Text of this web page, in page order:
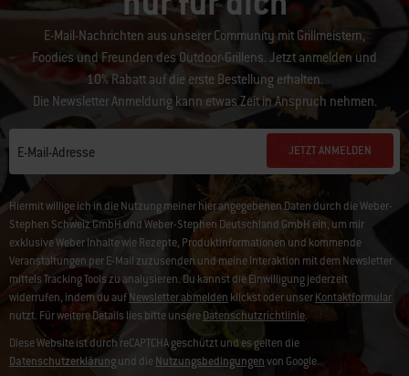
E-Mail-Nachrichten aus unserer Community mit Grillmeistern,
Foodies und Freunden des Outdoor-Grillens. Jetzt anmelden und
10% Rabatt auf die erste Bestellung erhalten.
Die Newsletter Anmeldung kann etwas Zeit in Anspruch nehmen.
E-Mail-Adresse JETZT ANMELDEN
Hiermit willige ich in die Nutzung meiner hier angegebenen Daten durch die Weber-
Stephen Schweiz GmbH und Weber-Stephen Deutschland GmbH ein, um mir
exklusive Weber Inhalte wie Rezepte, Produktinformationen und kommende
Veranstaltungen per E-Mail zuzusenden und meine Interaktion mit dem Newsletter
mittels Tracking Tools zu analysieren. Du kannst die Einwilligung jederzeit
widerrufen, indem du aufNewsletter abmelden klickst oder unserKontaktformular
nutzt. Für weitere Details lies bitte unsereDatenschutzrichtlinie.
Diese Website ist durch reCAPTCHA geschützt und es gelten die
Datenschutzerklärungund dieNutzungsbedingungenvon Google.